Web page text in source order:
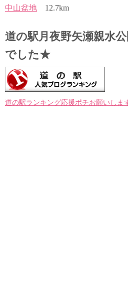
中山盆地 12.7km
道の駅月夜野矢瀬親水
でした★
道の駅ランキング応援ポチお願いしま